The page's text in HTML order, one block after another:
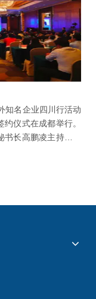
知名企业四川行活动
仪式在成都举行。
长高鹏凌主持推介
材料科技公司签订